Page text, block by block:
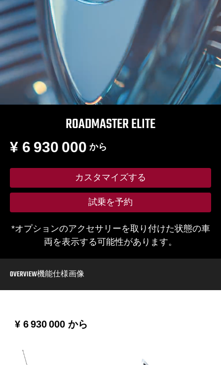
ROADMASTER ELITE
から
¥ 6 930 000
カスタマイズする
試乗を予約
*オプションのアクセサリーを取り付けた状態の車
両を表示する可能性があります。
OVERVIEW機能仕様画像
から
¥ 6 930 000